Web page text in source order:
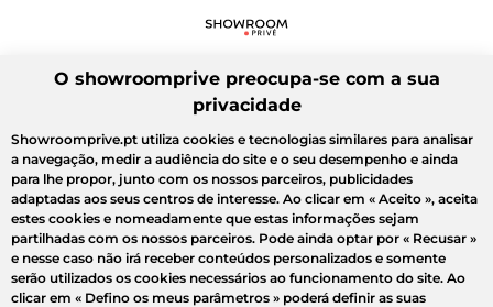
O showroomprive preocupa-se com a sua
privacidade
Showroomprive.pt utiliza cookies e tecnologias similares para analisar
a navegação, medir a audiência do site e o seu desempenho e ainda
para lhe propor, junto com os nossos parceiros, publicidades
adaptadas aos seus centros de interesse. Ao clicar em « Aceito », aceita
estes cookies e nomeadamente que estas informações sejam
partilhadas com os nossos parceiros. Pode ainda optar por « Recusar »
e nesse caso não irá receber conteúdos personalizados e somente
serão utilizados os cookies necessários ao funcionamento do site. Ao
clicar em « Defino os meus parâmetros » poderá definir as suas